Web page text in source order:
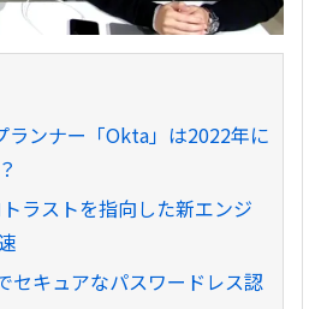
ランナー「Okta」は2022年に
ラストを指向した新エンジ
セキュアなパスワードレス認